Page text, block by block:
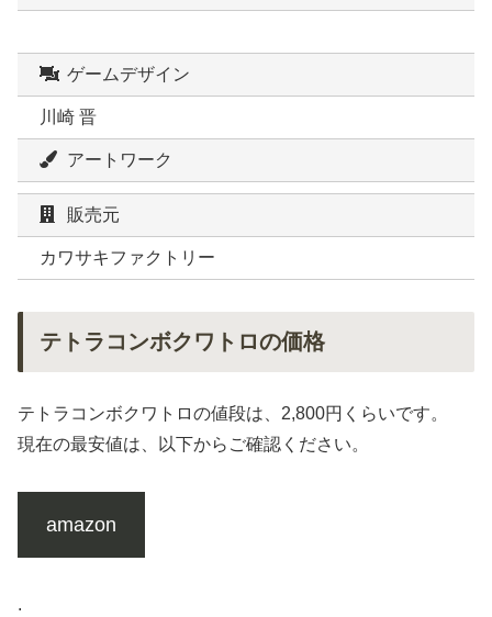
ゲームデザイン
川崎 晋
アートワーク
販売元
カワサキファクトリー
テトラコンボクワトロの価格
テトラコンボクワトロの値段は、2,800円くらいです。
現在の最安値は、以下からご確認ください。
amazon
.